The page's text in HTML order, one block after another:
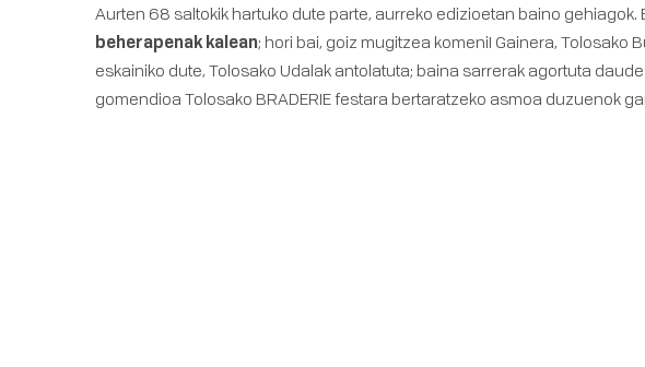
Aurten 68 saltokik hartuko dute parte, aurreko edizioetan baino gehiagok.
beherapenak kalean; hori bai, goiz mugitzea komeni! Gainera,
eskainiko dute, Tolosako Udalak antolatuta; baina sarrerak agortuta
gomendioa Tolosako BRADERIE festara bertaratzeko asmoa duzuenok